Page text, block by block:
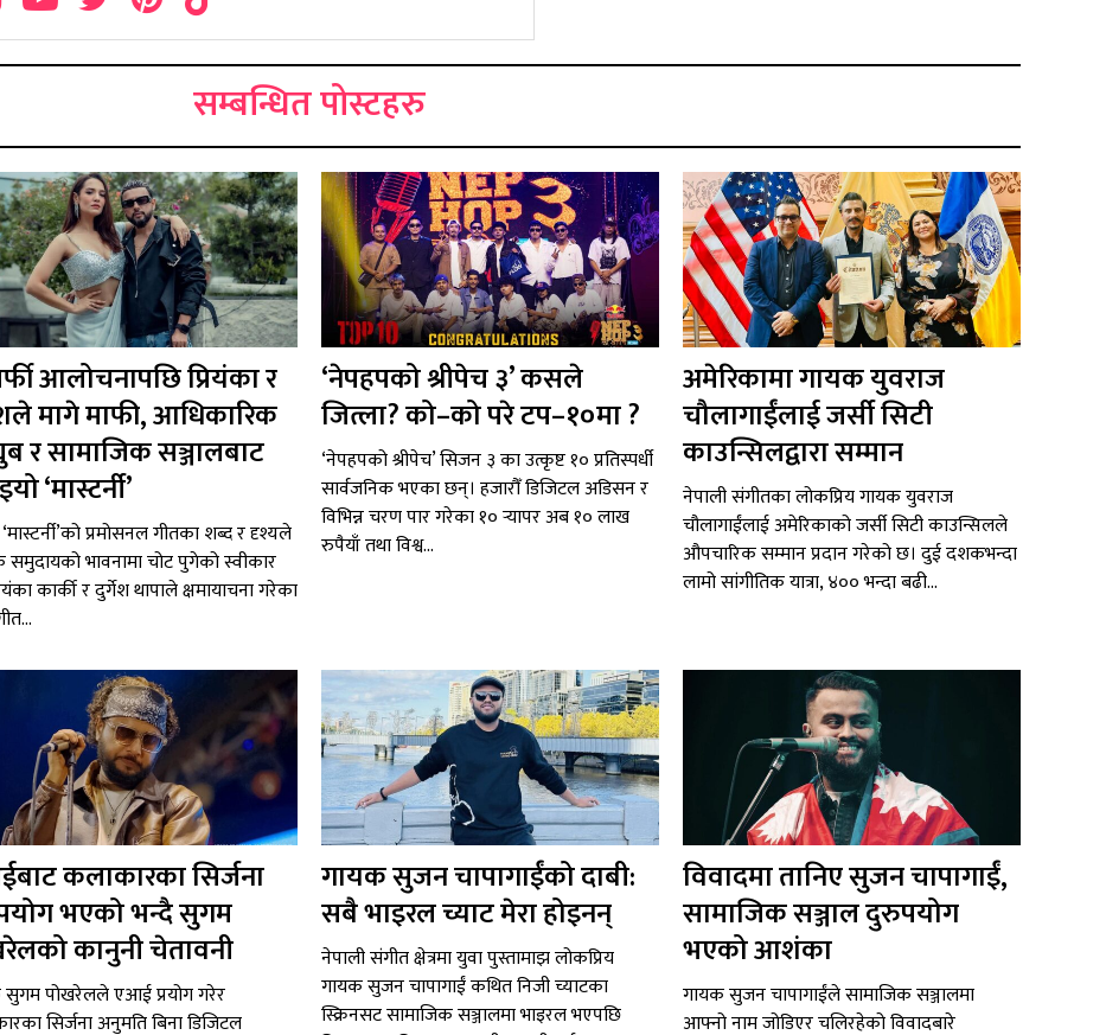
सम्बन्धित पोस्टहरु
आलोचनापछि प्रियंका र
मागे माफी, आधिकारिक
र सामाजिक सञ्जालबाट
‘मास्टर्नी’
प्रमोसनल गीतका शब्द र दृश्यले
समुदायको भावनामा चोट पुगेको स्वीकार
कार्की र दुर्गेश थापाले क्षमायाचना गरेका
‘नेपहपको श्रीपेच ३’ कसले
जित्ला? को–को परे टप–१०मा ?
‘नेपहपको श्रीपेच’ सिजन ३ का उत्कृष्ट १० प्रतिस्पर्धी
सार्वजनिक भएका छन्। हजारौँ डिजिटल अडिसन र
विभिन्न चरण पार गरेका १० र्‍यापर अब १० लाख
रुपैयाँ तथा विश्व...
अमेरिकामा गायक युवराज
चौलागाईंलाई जर्सी सिटी
काउन्सिलद्वारा सम्मान
नेपाली संगीतका लोकप्रिय गायक युवराज
चौलागाईंलाई अमेरिकाको जर्सी सिटी काउन्सिलले
औपचारिक सम्मान प्रदान गरेको छ। दुई दशकभन्दा
लामो सांगीतिक यात्रा, ४०० भन्दा बढी...
कलाकारका सिर्जना
भएको भन्दै सुगम
कानुनी चेतावनी
पोखरेलले एआई प्रयोग गरेर
सिर्जना अनुमति बिना डिजिटल
गायक सुजन चापागाईंको दाबी:
सबै भाइरल च्याट मेरा होइनन्
नेपाली संगीत क्षेत्रमा युवा पुस्तामाझ लोकप्रिय
गायक सुजन चापागाईं कथित निजी च्याटका
स्क्रिनसट सामाजिक सञ्जालमा भाइरल भएपछि
विवादमा तानिए सुजन चापागाईं,
सामाजिक सञ्जाल दुरुपयोग
भएको आशंका
गायक सुजन चापागाईंले सामाजिक सञ्जालमा
आफ्नो नाम जोडिएर चलिरहेको विवादबारे